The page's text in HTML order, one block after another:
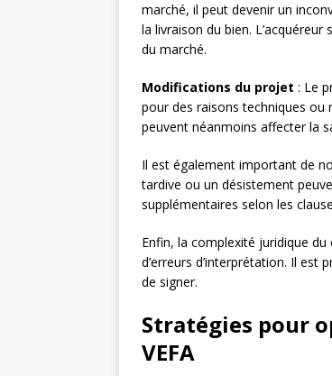
marché, il peut devenir un
la livraison du bien.
du marché.
Modifications du projet : Le
pour des raisons techniques ou
peuvent néanmoins affecter la
Il est également important de
tardive ou un désistement
supplémentaires selon les
Enfin, la complexité juridique
d’erreurs d’interprétation. Il
de signer.
Stratégies pour
VEFA